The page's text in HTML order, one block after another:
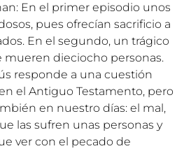
En el primer episodio unos
pues ofrecían sacrificio a
En el segundo, un trágico
mueren dieciocho personas.
responde a una cuestión
el Antiguo Testamento, pero
en nuestro días: el mal,
las sufren unas personas y
ver con el pecado de